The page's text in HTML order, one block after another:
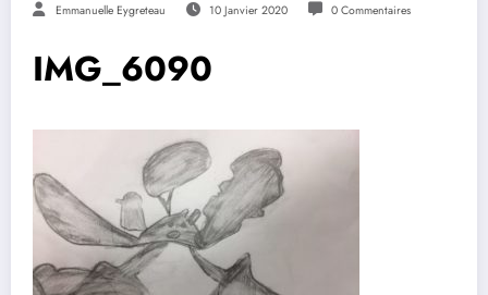
Emmanuelle Eygreteau 10 Janvier 2020 0 Commentaires
IMG_6090